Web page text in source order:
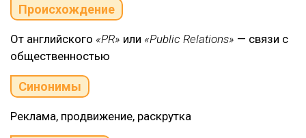
Происхождение
От английского «PR» или «Public Relations» — связи с
общественностью
Синонимы
Реклама, продвижение, раскрутка